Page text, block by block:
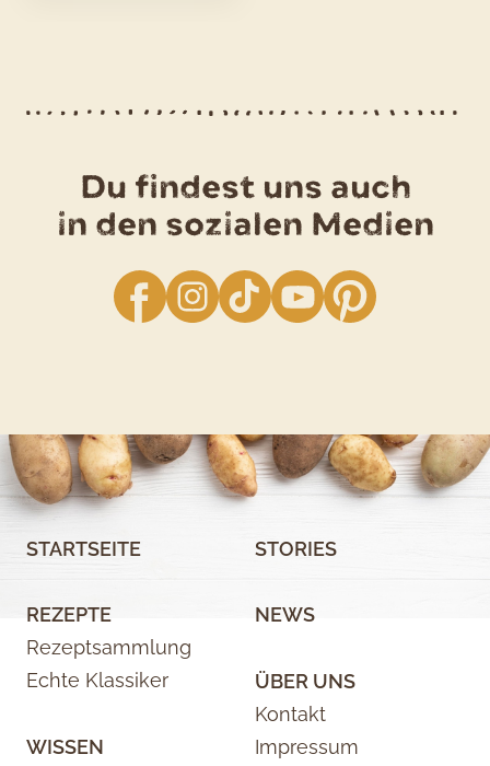
Du findest uns auch
in den sozialen Medien
facebookInstagram
TikTok YouTube
STARTSEITE
REZEPTE
Rezeptsammlung
Echte Klassiker
WISSEN
STORIES
NEWS
ÜBER UNS
Kontakt
Impressum